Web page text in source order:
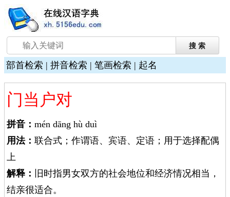
部首检索 | 拼音检索 | 笔画检索 | 起名
门当户对
拼音： mén dāng hù duì
用法： 联合式；作谓语、宾语、定语；用于选择配偶
上
解释：
旧时指男女双方的社会地位和经济情况相当，
结亲很适合。